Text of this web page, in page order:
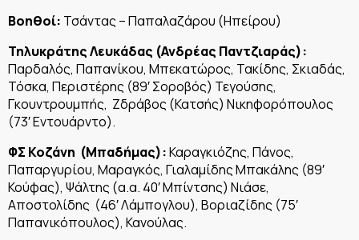
Βοηθοί: Τσάντας – Παπαλαζάρου (Ηπείρου)
Τηλυκράτης Λευκάδας (Ανδρέας Παντζιαράς):
Παρδαλός, Παπανίκου, Μπεκατώρος, Τακίδης, Σκιαδάς,
Τόσκα, Περιστέρης (89′ Σοροβός) Τεγούσης,
Γκουντρουμπής, Ζδράβος (Κατσής) Νικηφορόπουλος
(73′ Εντουάρντο).
ΦΣ Κοζάνη (Μπαδήμας):Καραγκιόζης, Πάνος,
Παπαργυρίου, Μαραγκός, Γιαλαμίδης Μπακάλης (89′
Κούφας), Ψάλτης (α.α. 40′ Μπίντσης) Νιάσε,
Αποστολίδης (46′ Λάμπογλου), Βοριαζίδης (75′
Παπανικόπουλος), Κανούλας.